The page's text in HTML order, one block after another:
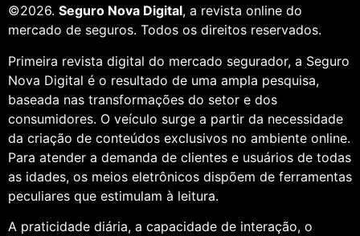
©2026. Seguro Nova Digital, a revista online do
mercado de seguros. Todos os direitos reservados.
Primeira revista digital do mercado segurador, a Seguro
Nova Digital é o resultado de uma ampla pesquisa,
baseada nas transformações do setor e dos
consumidores. O veículo surge a partir da necessidade
da criação de conteúdos exclusivos no ambiente online.
Para atender a demanda de clientes e usuários de todas
as idades, os meios eletrônicos dispõem de ferramentas
peculiares que estimulam à leitura.
A praticidade diária, a capacidade de interação, o